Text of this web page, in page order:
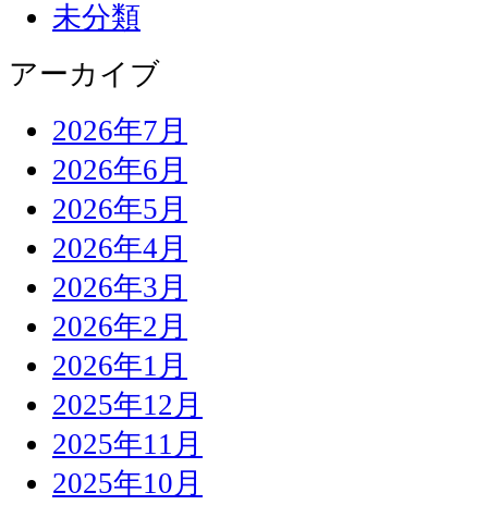
未分類
アーカイブ
2026年7月
2026年6月
2026年5月
2026年4月
2026年3月
2026年2月
2026年1月
2025年12月
2025年11月
2025年10月